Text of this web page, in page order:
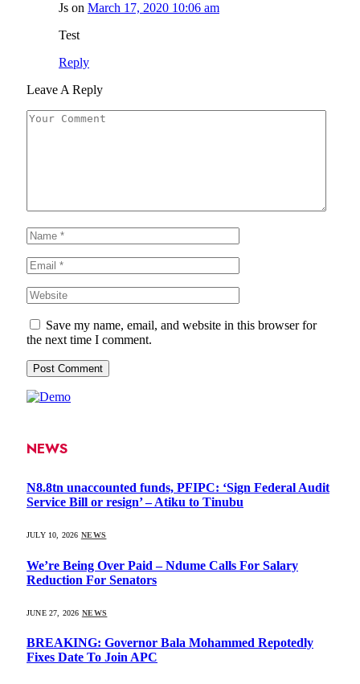
Js on March 17, 2020 10:06 am
Test
Reply
Leave A Reply
Save my name, email, and website in this browser for
the next time I comment.
NEWS
N8.8tn unaccounted funds, PFIPC: ‘Sign Federal Audit
Service Bill or resign’ – Atiku to Tinubu
JULY 10, 2026 NEWS
We’re Being Over Paid – Ndume Calls For Salary
Reduction For Senators
JUNE 27, 2026 NEWS
BREAKING: Governor Bala Mohammed Repotedly
Fixes Date To Join APC